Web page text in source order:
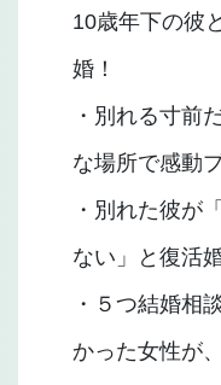
10歳年下の彼
婚！
・別れる寸前
な場所で感動
・別れた彼が
ない」と復活
・５つ結婚相
かった女性が